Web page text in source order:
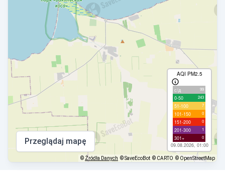
AQI PM2.5
с/д 99
0-50 243
51-100 7
101-150 0
151-200 0
201-300 1
301+ 0
09.08.2026, 01:00
Przeglądaj mapę
© Źródła Danych © SaveEcoBot © CARTO © OpenStreetMap